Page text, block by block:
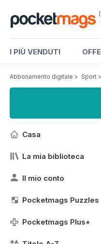
I PIÙ VENDUTI
Abbonamento digitale > Sport >
Casa
La mia biblioteca
Il mio conto
Pocketmags Puzzles
Pocketmags Plus+